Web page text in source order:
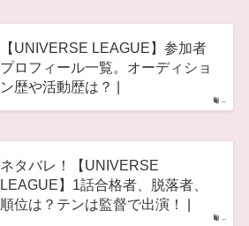
–
【UNIVERSE LEAGUE】参加者
プロフィール一覧。オーディショ
ン歴や活動歴は？ |
–
ネタバレ！【UNIVERSE
LEAGUE】1話合格者、脱落者、
順位は？テンは監督で出演！ |